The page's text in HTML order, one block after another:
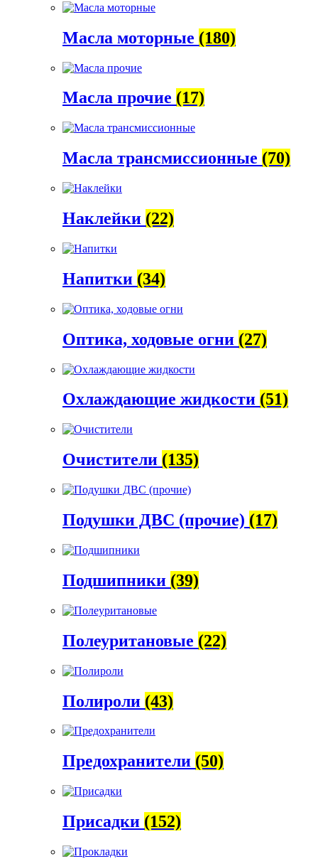
Масла моторные (180)
Масла прочие (17)
Масла трансмиссионные (70)
Наклейки (22)
Напитки (34)
Оптика, ходовые огни (27)
Охлаждающие жидкости (51)
Очистители (135)
Подушки ДВС (прочие) (17)
Подшипники (39)
Полеуритановые (22)
Полироли (43)
Предохранители (50)
Присадки (152)